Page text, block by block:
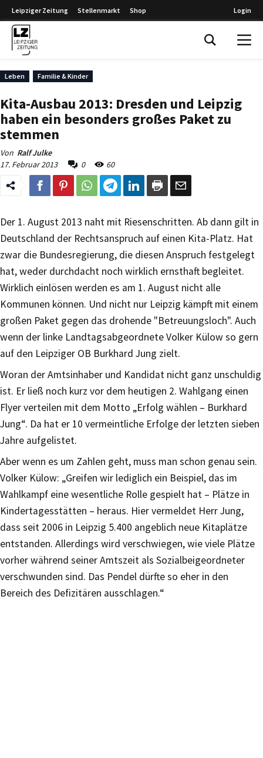
Leipziger Zeitung Stellenmarkt Shop Login
Leben Familie & Kinder
Kita-Ausbau 2013: Dresden und Leipzig
haben ein besonders großes Paket zu
stemmen
Von Ralf Julke
17. Februar 2013
0 60
Der 1. August 2013 naht mit Riesenschritten. Ab dann gilt in
Deutschland der Rechtsanspruch auf einen Kita-Platz. Hat
zwar die Bundesregierung, die diesen Anspruch festgelegt
hat, weder durchdacht noch wirklich ernsthaft begleitet.
Wirklich einlösen werden es am 1. August nicht alle
Kommunen können. Und nicht nur Leipzig kämpft mit einem
großen Paket gegen das drohende "Betreuungsloch". Auch
wenn der linke Landtagsabgeordnete Volker Külow so gern
auf den Leipziger OB Burkhard Jung zielt.
Woran der Amtsinhaber und Kandidat nicht ganz unschuldig
ist. Er ließ noch kurz vor dem heutigen 2. Wahlgang einen
Flyer verteilen mit dem Motto „Erfolg wählen – Burkhard
Jung“. Da hat er 10 vermeintliche Erfolge der letzten sieben
Jahre aufgelistet.
Aber wenn es um Zahlen geht, muss man schon genau sein.
Volker Külow: „Greifen wir lediglich ein Beispiel, das im
Wahlkampf eine wesentliche Rolle gespielt hat – Plätze in
Kindertagesstätten – heraus. Hier vermeldet Herr Jung,
dass seit 2006 in Leipzig 5.400 angeblich neue Kitaplätze
entstanden. Allerdings wird verschwiegen, wie viele Plätze
vorher während seiner Amtszeit als Sozialbeigeordneter
verschwunden sind. Das Pendel dürfte so eher in den
Bereich des Defizitären ausschlagen.“